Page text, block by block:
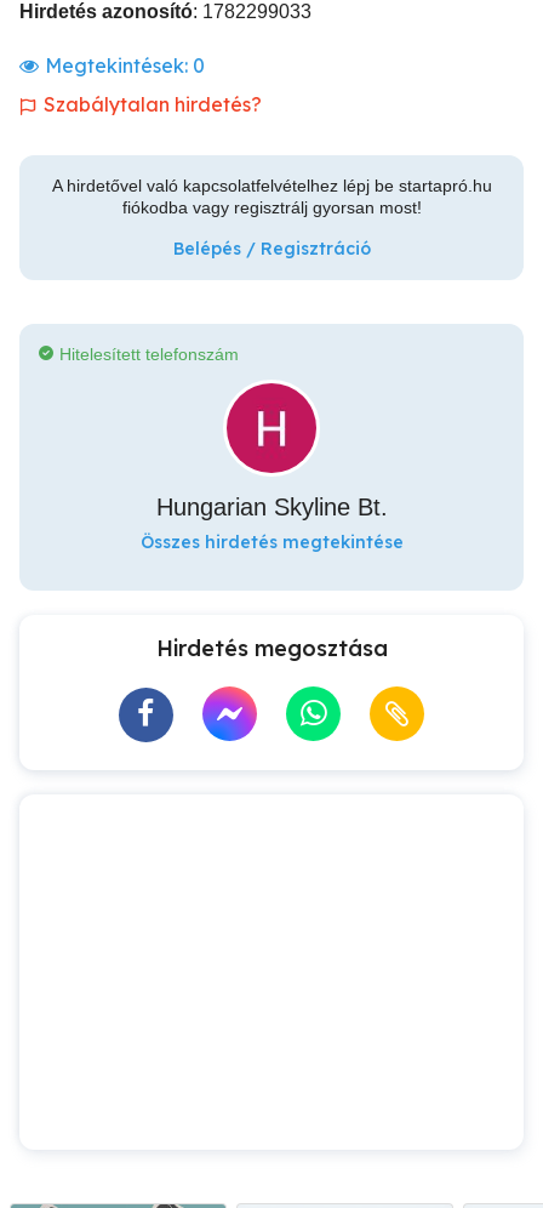
Hirdetés azonosító: 1782299033
Megtekintések: 0
Szabálytalan hirdetés?
A hirdetővel való kapcsolatfelvételhez lépj be startapró.hu
fiókodba vagy regisztrálj gyorsan most!
Belépés / Regisztráció
Hitelesített telefonszám
Hungarian Skyline Bt.
Összes hirdetés megtekintése
Hirdetés megosztása